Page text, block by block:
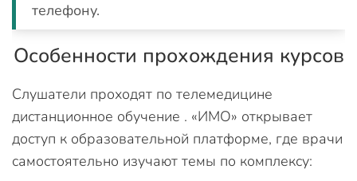
телефону.
Особенности прохождения курсов
Слушатели проходят по телемедицине
дистанционное обучение . «ИМО» открывает
доступ к образовательной платформе, где врачи
самостоятельно изучают темы по комплексу: